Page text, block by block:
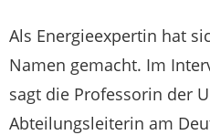
Als Energieexpertin hat
Namen gemacht. Im
sagt die Professorin der
Abteilungsleiterin am